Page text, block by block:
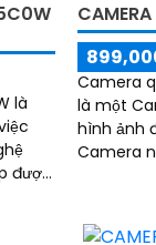
là
được
Camera
là một
hình ảnh
Camera